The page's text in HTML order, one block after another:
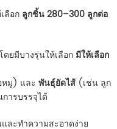
ลือก ลูกชิ้น 280–300 ลูกต่อ
ดยมีบางรุ่นให้เลือก มีให้เลือก
หมู) และ พันธุ์ยัดไส้ (เช่น ลูก
ารบรรจุได้
ละทำความสะอาดง่าย